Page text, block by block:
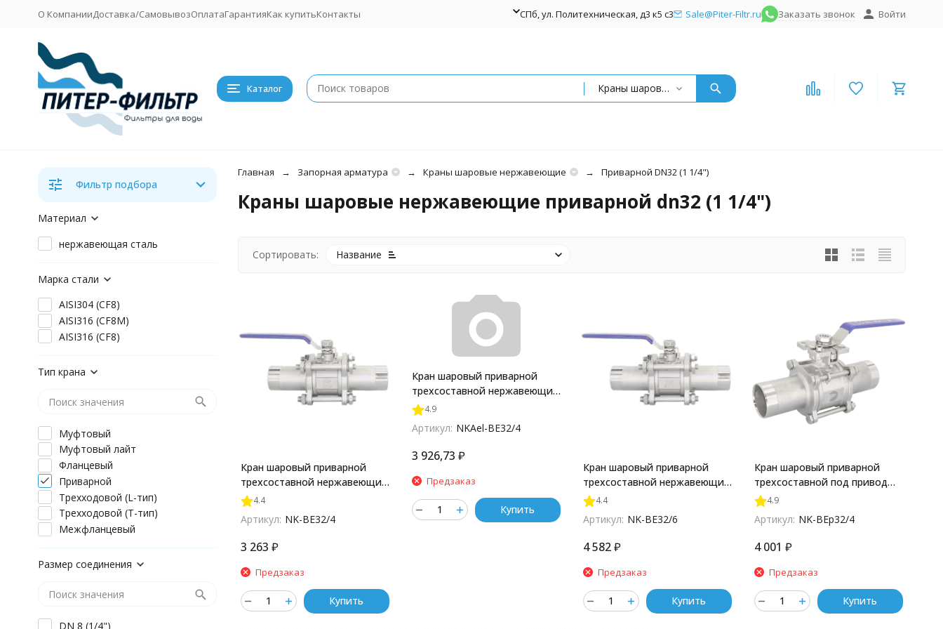
О КомпанииДоставка/СамовывозОплатаГарантияКак купитьКонтакты СПб, ул. Политехническая, д3 к5 с3 Sale@Piter-Filtr.ru Заказать звонок Войти
Каталог Краны шаровые нержавеющие
Главная Запорная арматура Краны шаровые нержавеющие Приварной DN32 (1 1/4")
Краны шаровые нержавеющие приварной dn32 (1 1/4")
Сортировать: Название
Кран шаровый приварной
трехсоставной нержавеющий
(3PC), AISI304 DN32 (1_1/4"),
(CF8), PN40, NK-BE32/4
4.4
Артикул: NK-BE32/4
3 263 ₽
Предзаказ
Купить
Кран шаровый приварной
трехсоставной нержавеющий
(3PC), AISI304 DN32 (1_1/4"),
(CF8), PN40, NKAel-BE32/4
4.9
Артикул: NKAel-BE32/4
3 926,73 ₽
Предзаказ
Купить
Кран шаровый приварной
трехсоставной нержавеющий
(3PC), AISI316 DN32 (1_1/4"),
(CF8M), PN40, NK-BE32/6
4.4
Артикул: NK-BE32/6
4 582 ₽
Предзаказ
Купить
Кран шаровый приварной
трехсоставной под привод
нержавеющий (3PС), AISI304
DN32 (1_1/4"), (CF8), PN63,
NK-BEp32/4
4.9
Артикул: NK-BEp32/4
4 001 ₽
Предзаказ
Купить
Фильтр подбора
Материал
нержавеющая сталь
Марка стали
AISI304 (CF8)
AISI316 (CF8M)
AISI316 (CF8)
Тип крана
Муфтовый
Муфтовый лайт
Фланцевый
Приварной
Трехходовой (L-тип)
Трехходовой (T-тип)
Межфланцевый
Размер соединения
DN 8 (1/4")